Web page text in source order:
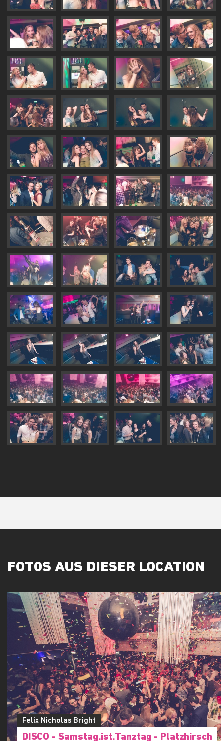
FOTOS AUS DIESER LOCATION
Felix Nicholas Bright
DISCO - Samstag.ist.Tanztag - Platzhirsch